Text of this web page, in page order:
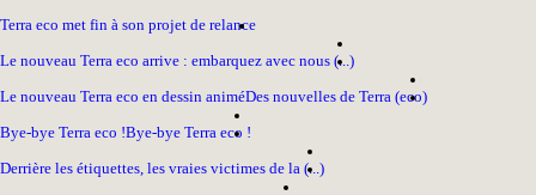
Terra eco met fin à son projet de relance
Le nouveau Terra eco arrive : embarquez avec nous (...)
Le nouveau Terra eco en dessin animéDes nouvelles de Terra (eco)
Bye-bye Terra eco !Bye-bye Terra eco !
Derrière les étiquettes, les vraies victimes de la (...)